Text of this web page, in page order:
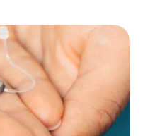
y subvenciones
Contacto
descuento en tus
E-mail